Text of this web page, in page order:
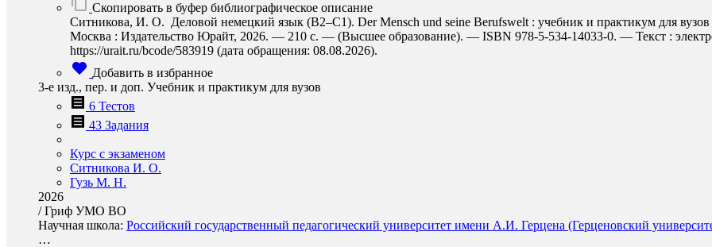
Скопировать в буфер библиографическое описание
Ситникова, И. О. Деловой немецкий язык (B2–C1). Der Mensch und seine Berufswelt : учебник и практикум для
Москва : Издательство Юрайт, 2026. — 210 с. — (Высшее образование). — ISBN 978-5-534-14033-0. — Текст :
https://urait.ru/bcode/583919 (дата обращения: 08.08.2026).
Добавить в избранное
3-е изд., пер. и доп. Учебник и практикум для вузов
6 Тестов
43 Задания
Курс с экзаменом
Ситникова И. О.
Гузь М. Н.
2026
/Гриф УМО ВО
Научная школа: Российский государственный педагогический университет имени А.И. Герцена (Герценовский
…